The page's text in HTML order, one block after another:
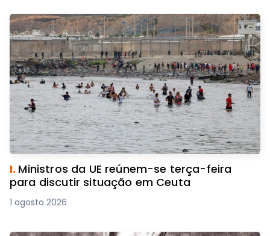
I. Ministros da UE reúnem-se terça-feira
para discutir situação em Ceuta
1 agosto 2026